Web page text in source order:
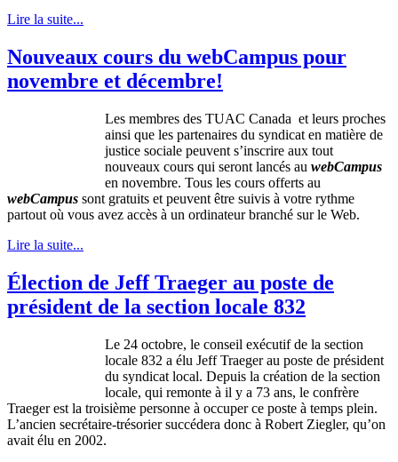
Lire la suite...
Nouveaux cours du webCampus pour
novembre et décembre!
Les membres des TUAC Canada et leurs proches
ainsi que les partenaires du syndicat en matière de
justice sociale peuvent s’inscrire aux tout
nouveaux cours qui seront lancés au webCampus
en novembre. Tous les cours offerts au
webCampus sont gratuits et peuvent être suivis à votre rythme
partout où vous avez accès à un ordinateur branché surle Web.
Lire la suite...
Élection de Jeff Traeger au poste de
président de la section locale 832
Le 24 octobre, le conseil exécutifde la section
locale 832 a élu JeffTraegerau poste de président
du syndicat local. Depuis la création de la section
locale, qui remonte à il y a 73 ans, le confrère
Traeger est la troisième personne à occuper ce poste à temps plein.
L’ancien secrétaire-trésorier succédera donc à Robert Ziegler, qu’on
avait élu en 2002.